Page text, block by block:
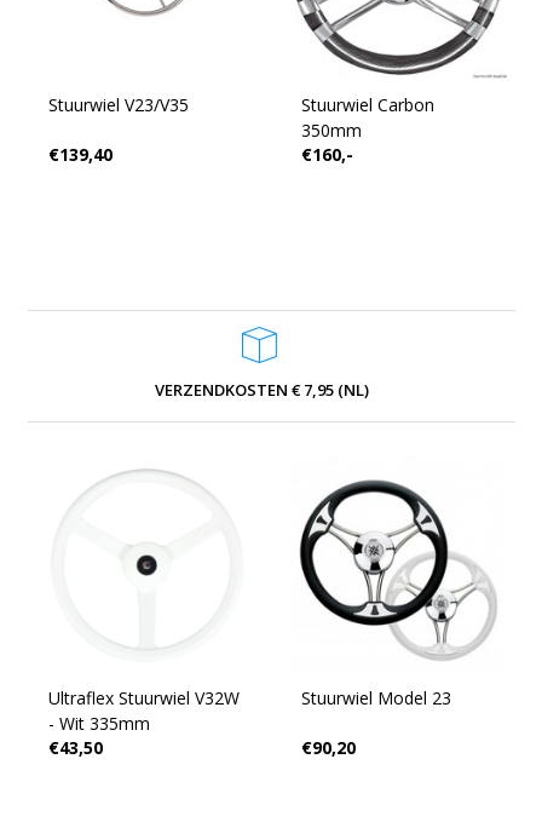
Stuurwiel V23/V35
€139,40
Stuurwiel Carbon
350mm
€160,-
VERZENDKOSTEN € 7,95 (NL)
Ultraflex Stuurwiel V32W
- Wit 335mm
€43,50
Stuurwiel Model 23
€90,20